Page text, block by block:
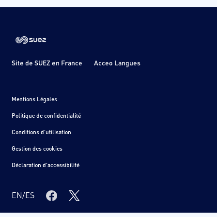
Site de SUEZ en France Acceo Langues
EN/ES
Mentions Légales
Politique de confidentialité
Conditions d'utilisation
Gestion des cookies
Déclaration d'accessibilité